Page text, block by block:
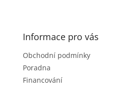
Informace pro vás
Obchodní podmínky
Poradna
Financování